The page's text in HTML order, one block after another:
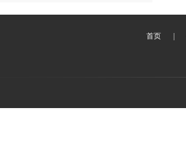
首页